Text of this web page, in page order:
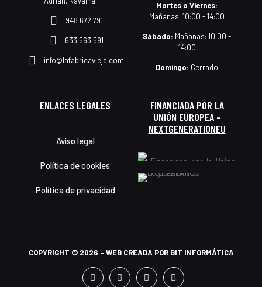
948 672 791
633 563 591
info@lafabricavieja.com
Martes a Viernes:
Mañanas: 10:00 - 14:00
Sábado: Mañanas: 10:00 -
14:00
Domingo: Cerrado
ENLACES LEGALES
Aviso legal
Política de cookies
Política de privacidad
FINANCIADA POR LA
UNIÓN EUROPEA –
NEXTGENERATIONEU
COPYRIGHT © 2026 - WEB CREADA POR BIT INFORMÁTICA